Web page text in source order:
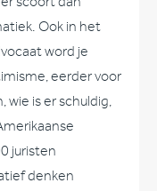
Ook in het
word je
eerder voor
wie is er schuldig,
juristen
denken